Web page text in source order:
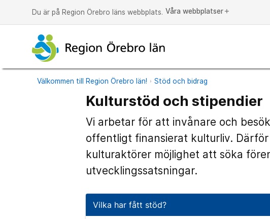
Du är på Region Örebro läns webbplats. Våra webbplatser add
Välkommen till Region Örebro län! Stöd och bidrag
Kulturstöd och stipendier
Vi arbetar för att invånare och
offentligt finansierat kulturliv.
kulturaktörer möjlighet att söka
utvecklingssatsningar.
Vilka har fått stöd?